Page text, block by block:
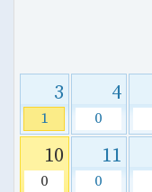
3
1
4
0
10
0
11
0